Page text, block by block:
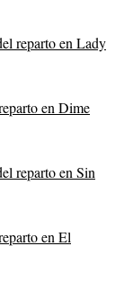
reparto en Lady
en Dime
reparto en Sin
en El